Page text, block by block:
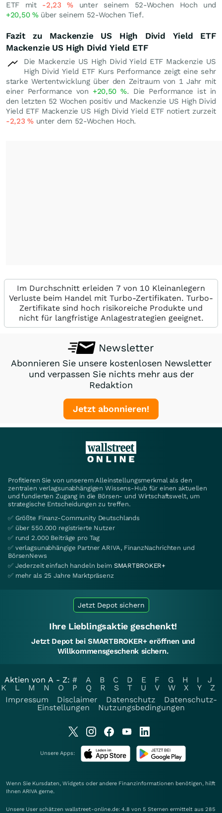
ETF mit -2,23% unter seinem 52-Wochen Hoch und
+20,50 %über seinem 52-Wochen Tief.
Fazit zu Mackenzie US High Divid Yield ETF
Mackenzie US High Divid Yield ETF
Die Mackenzie US High Divid Yield ETF Mackenzie US
High Divid Yield ETF Kurs Performance zeigt eine sehr
starke Wertentwicklung über den Zeitraum von 1 Jahr mit
einer Performance von +20,50%. Die Performance ist in
den letzten 52 Wochen positiv und Mackenzie US High Divid
Yield ETF Mackenzie US High Divid Yield ETF notiert zurzeit
-2,23%unter dem 52-Wochen Hoch.
Im Durchschnitt erleiden 7 von 10 Kleinanlegern
Verluste beim Handel mit Turbo-Zertifikaten. Turbo-
Zertifikate sind hoch risikoreiche Produkte und
nicht für langfristige Anlagestrategien geeignet.
Newsletter
Abonnieren Sie unsere kostenlosen Newsletter
und verpassen Sie nichts mehr aus der
Redaktion
Jetzt abonnieren!
Profitieren Sie von unserem Alleinstellungsmerkmal als den
zentralen verlagsunabhängigen Wissens-Hub für einen aktuellen
und fundierten Zugang in die Börsen- und Wirtschaftswelt, um
strategische Entscheidungen zu treffen.
✅ Größte Finanz-Community Deutschlands
✅ über 550.000 registrierte Nutzer
✅ rund 2.000 Beiträge pro Tag
✅ verlagsunabhängige Partner ARIVA, FinanzNachrichten und
BörsenNews
✅ Jederzeit einfach handeln beim SMARTBROKER+
✅ mehr als 25 Jahre Marktpräsenz
Jetzt Depot sichern
Ihre Lieblingsaktie geschenkt!
Jetzt Depot bei SMARTBROKER+ eröffnen und
Willkommensgeschenk sichern.
Aktien von A - Z: # A B C D E F G H I
J
K
L M N O P Q R S T U V W X Y
Z
Impressum
Disclaimer Datenschutz
Datenschutz-
Einstellungen
Nutzungsbedingungen
Unsere Apps:
Wenn Sie Kursdaten, Widgets oder andere Finanzinformationen benötigen, hilft
Ihnen ARIVA gerne.
Unsere User schätzen wallstreet-online.de: 4.8 von 5 Sternen ermittelt aus 285